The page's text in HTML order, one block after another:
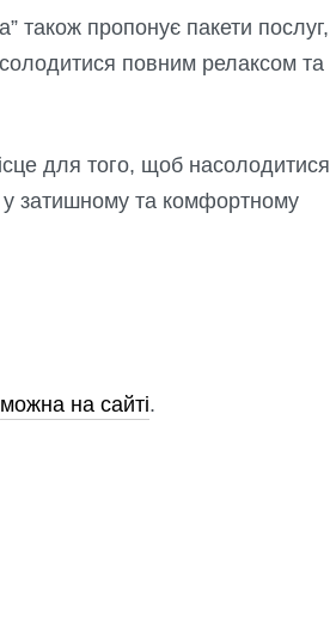
також пропонує пакети послуг,
повним релаксом та
для того, щоб насолодитися
у затишному та комфортному
можна на сайті.